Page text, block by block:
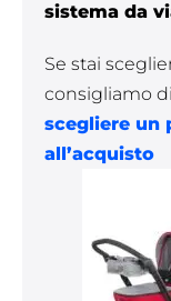
sistema da
Se stai
consigliamo
scegliere un
all’acquisto